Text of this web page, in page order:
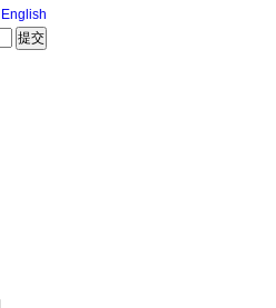
English